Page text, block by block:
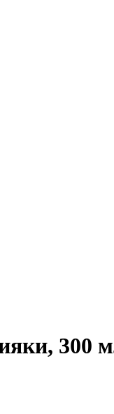
300